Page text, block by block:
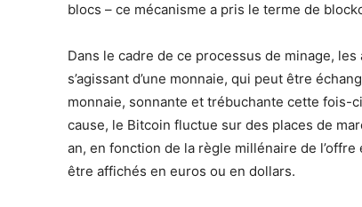
blocs – ce mécanisme a pris le terme de
Dans le cadre de ce processus de minage,
s’agissant d’une monnaie, qui peut être
monnaie, sonnante et trébuchante cette fois-
cause, le Bitcoin fluctue sur des places de
an, en fonction de la règle millénaire de
être affichés en euros ou en dollars.